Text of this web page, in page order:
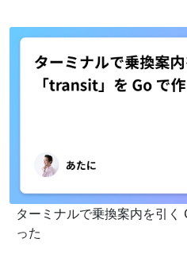
ターミナルで乗換案内を引
った